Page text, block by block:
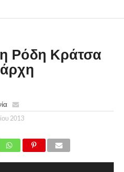
Ρόδη Κράτσα
2013